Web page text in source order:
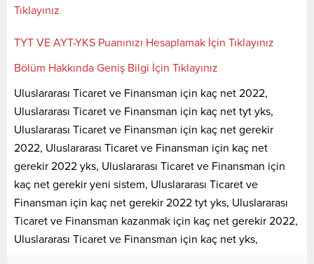
Tıklayınız
TYT VE AYT-YKS Puanınızı Hesaplamak İçin Tıklayınız
Bölüm Hakkında Geniş Bilgi İçin Tıklayınız
Uluslararası Ticaret ve Finansman için kaç net 2022,
Uluslararası Ticaret ve Finansman için kaç net tyt yks,
Uluslararası Ticaret ve Finansman için kaç net gerekir
2022, Uluslararası Ticaret ve Finansman için kaç net
gerekir 2022 yks, Uluslararası Ticaret ve Finansman için
kaç net gerekir yeni sistem, Uluslararası Ticaret ve
Finansman için kaç net gerekir 2022 tyt yks, Uluslararası
Ticaret ve Finansman kazanmak için kaç net gerekir 2022,
Uluslararası Ticaret ve Finansman için kaç net yks,